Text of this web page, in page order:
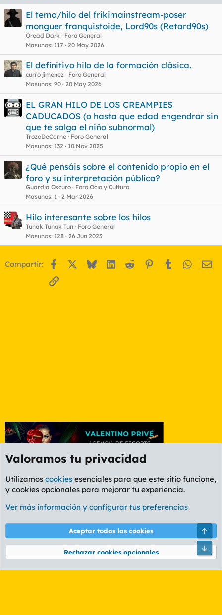
El tema/hilo del frikimainstream-poser
monguer franquistoide, Lord90s (Retard90s)
Oread Dark
Foro General
Masunos 117 20 May 2026
El definitivo hilo de la formación clásica.
curro jimenez
Foro General
Masunos 90 20 May 2026
EL GRAN HILO DE LOS CREAMPIES
CADUCADOS (o hasta que edad engendrar sin
que te salga el niño subnormal)
TrozoDeCarne
Foro General
Masunos 132 10 Nov 2025
¿Qué pensáis sobre el contenido propio en el
foro y su interpretación pública?
Guardia Oscuro
Foro Ocio y Cultura
Masunos 1 2 Mar 2026
Hilo interesante sobre los hilos
Tunak Tunak Tun
Foro General
Masunos 128 26 Jun 2023
Compartir: Facebook BlueskyLinkedIn
Reddit Pinterest
Tumblr
Enlace
Foro General
Cookies
PL OLDSTYLE AMARILLO
Términos y reglas Política de privacidad Ayuda
Community platform by XenForo® © 2010-2026 XenForo Ltd.
Valoramos tu privacidad
Utilizamos cookies esenciales para que este sitio funcione,
y cookies opcionales para mejorar tu experiencia.
Ver más información y configurar tus preferencias
Aceptar todas las cookies
Rechazar cookies opcionales
Pie